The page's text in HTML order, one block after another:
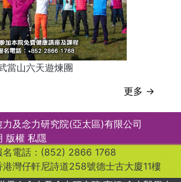
當山六天遊煉團
更多 →
力及念力研究院(亞太區)有限公司
版權 私隱
名電話：(852) 2866 1768
港灣仔軒尼詩道258號德士古大廈11樓